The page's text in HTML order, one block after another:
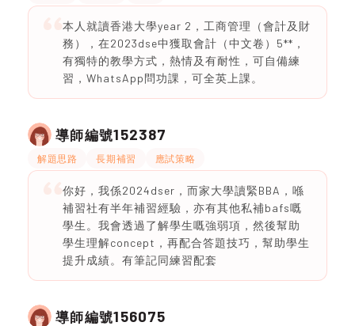
本人就讀香港大學year 2，工商管理（會計及財
務），在2023dse中獲取會計（中文卷）5**，
有獨特的教學方式，熱情及有耐性，可自備練
習，WhatsApp問功課，可全英上課。
導師編號152387
解題思路 長期補習 應試策略
你好，我係2024dser，而家大學讀緊BBA，喺
補習社有半年補習經驗，亦有其他私補bafs嘅
學生。我會透過了解學生嘅強弱項，然後幫助
學生理解concept，再配合答題技巧，幫助學生
提升成績。有筆記同練習配套
導師編號156075